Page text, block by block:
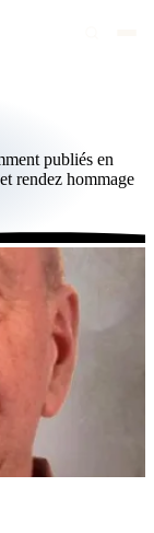
publiés en
rendez hommage